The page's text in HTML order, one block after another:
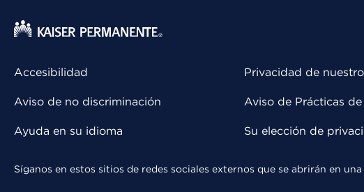
Accesibilidad
Aviso de no discriminación
Ayuda en su idioma
Privacidad de
Aviso de Prácticas
Su elección de
Síganos en estos sitios de redes sociales externos que se abrirán en